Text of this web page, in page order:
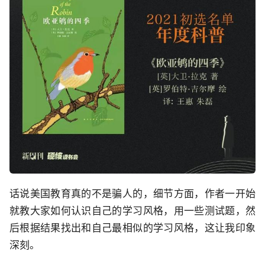
话说美国教育真的不是骗人的，细节方面，作者一开始
就教大家如何认识自己的学习风格，用一些测试题，然
后根据结果找出和自己最相似的学习风格，这让我印象
深刻。